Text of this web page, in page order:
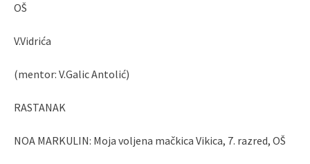
OŠ
V.Vidrića
(mentor: V.Galic Antolić)
RASTANAK
NOA MARKULIN: Moja voljena mačkica Vikica, 7. razred, OŠ